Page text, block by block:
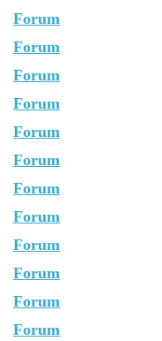
Forum
Forum
Forum
Forum
Forum
Forum
Forum
Forum
Forum
Forum
Forum
Forum